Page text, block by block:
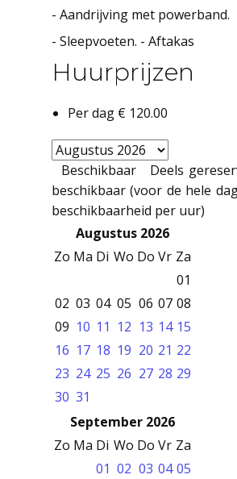
- Aandrijving met powerband.
- Sleepvoeten. - Aftakas
Huurprijzen
Per dag € 120.00
Beschikbaar Deels
beschikbaar (voor de hele
beschikbaarheid per uur)
Augustus 2026
Zo Ma Di Wo Do Vr Za
01
02 03 04 05 06 07 08
09 10 11 12 13 14 15
16 17 18 19 20 21 22
23 24 25 26 27 28 29
30 31
September 2026
Zo Ma Di Wo Do Vr Za
01 02 03 04 05